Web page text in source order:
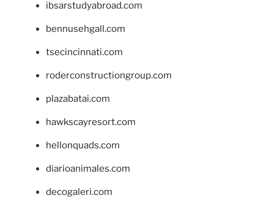
ibsarstudyabroad.com
bennusehgall.com
tsecincinnati.com
roderconstructiongroup.com
plazabatai.com
hawkscayresort.com
hellonquads.com
diarioanimales.com
decogaleri.com